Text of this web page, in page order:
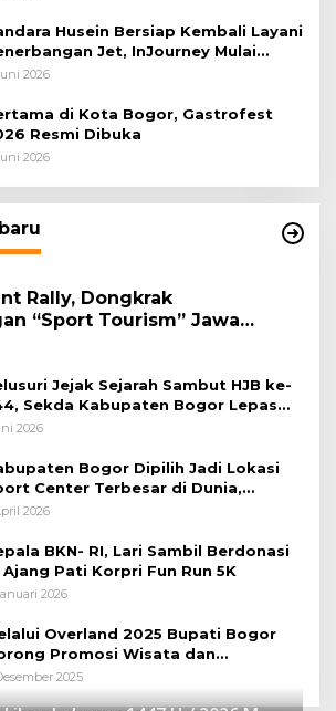
Husein Bersiap Kembali Layani
Jet, InJourney Mulai
Optimalisasi
2026
di Kota Bogor, Gastrofest
Resmi Dibuka
2026
Rally, Dongkrak
“Sport Tourism” Jawa
Jejak Sejarah Sambut HJB ke-
Sekda Kabupaten Bogor Lepas
Napak Tilas Bogor
2026
Bogor Dipilih Jadi Lokasi
Center Terbesar di Dunia,
Tingkatkan Pertumbuhan
2026
BKN- RI, Lari Sambil Berdonasi
Ajang Pati Korpri Fun Run 5K
2026
Overland 2025 Bupati Bogor
Promosi Wisata dan
Alam
2025